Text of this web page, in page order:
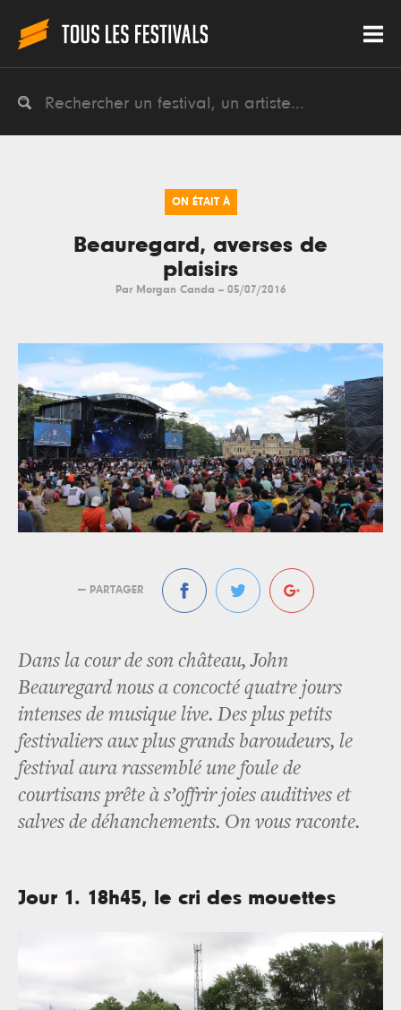
ON ÉTAIT À
Beauregard, averses de
plaisirs
Par Morgan Canda -- 05/07/2016
— PARTAGER
Dans la cour de son château, John
Beauregard nous a concocté quatre jours
intenses de musique live. Des plus petits
festivaliers aux plus grands baroudeurs, le
festival aura rassemblé une foule de
courtisans prête à s’offrir joies auditives et
salves de déhanchements. On vous raconte.
Jour 1. 18h45, le cri des mouettes